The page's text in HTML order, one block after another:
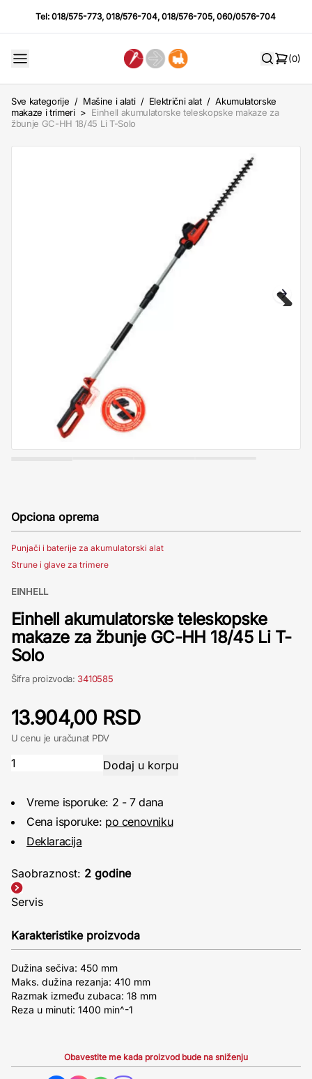
Tel:018/575-773,018/576-704,018/576-705,060/0576-704
(0)
Sve kategorije / Mašine i alati / Električni alat / Akumulatorske
makaze i trimeri > Einhell akumulatorske teleskopske makaze za
žbunje GC-HH 18/45 Li T-Solo
Opciona oprema
Punjači i baterije za akumulatorski alat
Strune i glave za trimere
EINHELL
Einhell akumulatorske teleskopske
makaze za žbunje GC-HH 18/45 Li T-
Solo
Šifra proizvoda: 3410585
13.904,00 RSD
U cenu je uračunat PDV
Vreme isporuke: 2 - 7 dana
Cena isporuke: po cenovniku
Deklaracija
Saobraznost: 2 godine
Servis
Karakteristike proizvoda
Dužina sečiva: 450 mm
Maks. dužina rezanja: 410 mm
Razmak između zubaca: 18 mm
Reza u minuti: 1400 min^-1
Obavestite me kada proizvod bude na sniženju